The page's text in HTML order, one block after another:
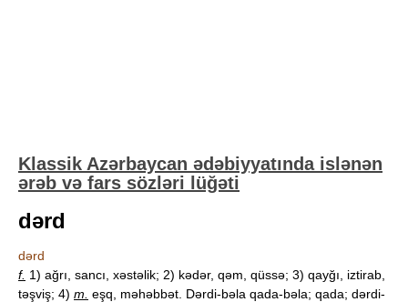
Klassik Azərbaycan ədəbiyyatında islənən
ərəb və fars sözləri lüğəti
dərd
dərd
f. 1) ağrı, sancı, xəstəlik; 2) kədər, qəm, qüssə; 3) qayğı, iztirab,
təşviş; 4) m. eşq, məhəbbət. Dərdi-bəla qada-bəla; qada; dərdi-